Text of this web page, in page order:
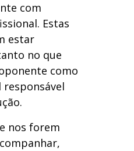
com
Estas
estar
no que
como
nos forem